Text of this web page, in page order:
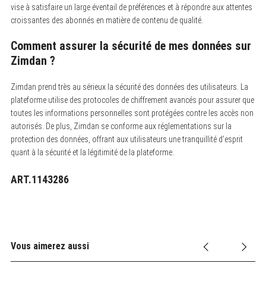
vise à satisfaire un large éventail de préférences et à répondre aux attentes
croissantes des abonnés en matière de contenu de qualité.
Comment assurer la sécurité de mes données sur
Zimdan ?
Zimdan prend très au sérieux la sécurité des données des utilisateurs. La
plateforme utilise des protocoles de chiffrement avancés pour assurer que
toutes les informations personnelles sont protégées contre les accès non
autorisés. De plus, Zimdan se conforme aux réglementations sur la
protection des données, offrant aux utilisateurs une tranquillité d’esprit
quant à la sécurité et la légitimité de la plateforme.
ART.1143286
Vous aimerez aussi